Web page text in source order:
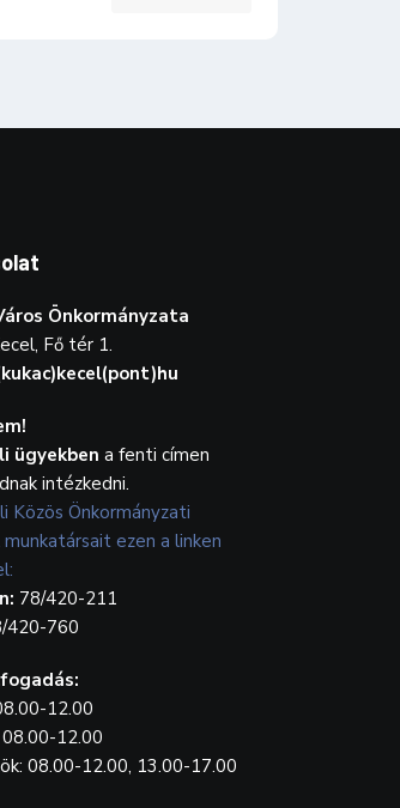
Önkormányzata
Fő tér 1.
ügyekben a fenti címen
intézkedni.
Közös Önkormányzati
ezen a linken
78/420-211
420-760
12.00
12.00
08.00-12.00, 13.00-17.00